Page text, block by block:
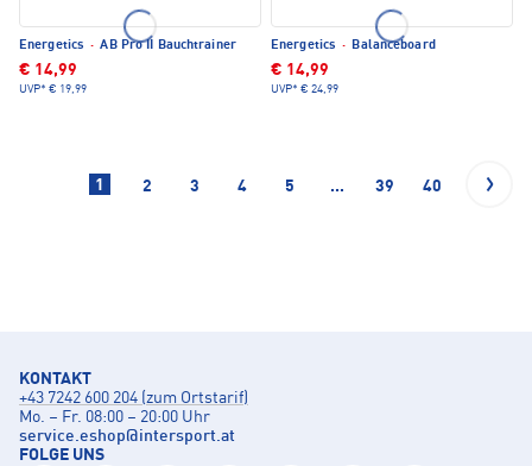
Energetics · AB Pro II Bauchtrainer
€ 14,99
UVP* € 19,99
Energetics · Balanceboard
€ 14,99
UVP* € 24,99
1 2 3 4 5 ... 39 40
KONTAKT
+43 7242 600 204 (zum Ortstarif)
Mo. – Fr. 08:00 – 20:00 Uhr
service.eshop@intersport.at
FOLGE UNS